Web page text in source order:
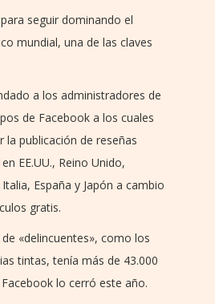
seguir dominando el
mundial, una de las claves
a los administradores de
de Facebook a los cuales
la publicación de reseñas
EE.UU., Reino Unido,
España y Japón a cambio
gratis.
«delincuentes», como los
tintas, tenía más de 43.000
lo cerró este año.